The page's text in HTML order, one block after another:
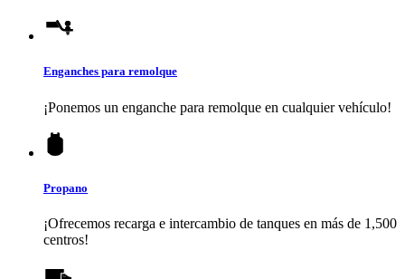
Enganches para remolque
¡Ponemos un enganche para remolque en cualquier vehículo!
Propano
¡Ofrecemos recarga e intercambio de tanques en más de 1,500
centros!